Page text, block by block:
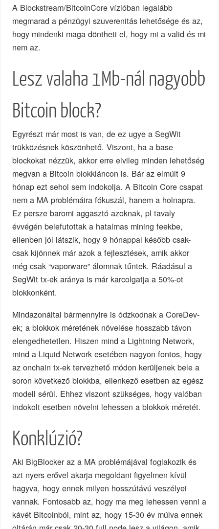
A Blockstream/BitcoinCore vízióban legalább
megmarad a pénzügyi szuverenitás lehetősége és az,
hogy mindenki maga döntheti el, hogy mi a valid és mi
nem az.
Lesz valaha 1Mb-nál nagyobb
Bitcoin block?
Egyrészt már most is van, de ez ugye a SegWit
trükközésnek köszönhető. Viszont, ha a base
blockokat nézzük, akkor erre elvileg minden lehetőség
megvan a Bitcoin blokkláncon is. Bár az elmúlt 9
hónap ezt sehol sem indokolja. A Bitcoin Core csapat
nem a MA problémáira fókuszál, hanem a holnapra.
Ez persze baromi aggasztó azoknak, pl tavaly
évvégén belefutottak a hatalmas mining feekbe,
ellenben jól látszik, hogy 9 hónappal később csak-
csak kijönnek már azok a fejlesztések, amik akkor
még csak “vaporware” álomnak tűntek. Ráadásul a
SegWit tx-ek aránya is már karcolgatja a 50%-ot
blokkonként.
Mindazonáltal bármennyire is ódzkodnak a CoreDev-
ek; a blokkok méretének növelése hosszabb távon
elengedhetetlen. Hiszen mind a Lightning Network,
mind a Liquid Network esetében nagyon fontos, hogy
az onchain tx-ek tervezhető módon kerüljenek bele a
soron következő blokkba, ellenkező esetben az egész
modell sérül. Ehhez viszont szükséges, hogy valóban
indokolt esetben növelni lehessen a blokkok méretét.
Konklúzió?
Aki BigBlocker az a MA problémájával foglakozik és
azt nyers erővel akarja megoldani figyelmen kívül
hagyva, hogy ennek milyen hosszútávú veszélyei
vannak. Fontosabb az, hogy ma meg lehessen venni a
kávét Bitcoinból, mint az, hogy 15-30 év múlva ennek